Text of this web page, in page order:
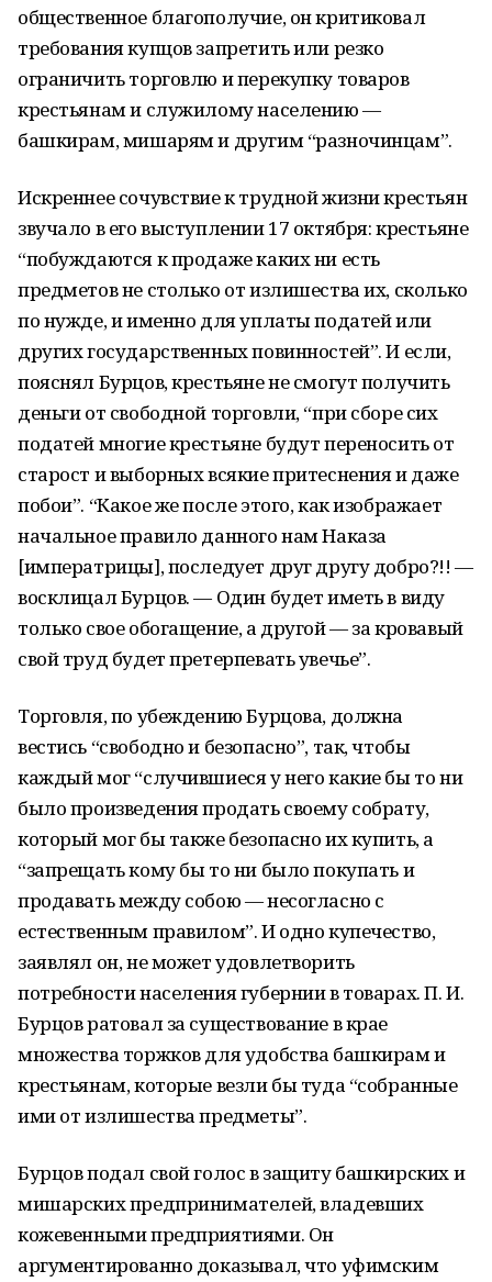
общественное благополучие, он критиковал
требования купцов запретить или резко
ограничить торговлю и перекупку товаров
крестьянам и служилому населению —
башкирам, мишарям и другим “разночинцам”.
Искреннее сочувствие к трудной жизни крестьян
звучало в его выступлении 17 ок­тября: крестьяне
“побуждаются к продаже каких ни есть
предметов не столько от из­лишества их, сколько
по нужде, и именно для уплаты податей или
других государ­ственных повинностей”. И если,
пояснял Бурцов, крестьяне не смогут получить
деньги от свободной торговли, “при сборе сих
податей многие крестьяне будут переносить от
старост и выборных всякие притеснения и даже
побои”. “Какое же после этого, как изображает
начальное правило данного нам Наказа
[императрицы], последует друг другу добро?!! —
восклицал Бурцов. — Один будет иметь в виду
только свое обогаще­ние, а другой — за кровавый
свой труд будет претерпевать увечье”.
Торговля, по убеждению Бурцова, должна
вестись “свободно и безопасно”, так, чтобы
каждый мог “случившиеся у него какие бы то ни
было произведения продать своему собрату,
который мог бы также безопасно их купить, а
“запрещать кому бы то ни было покупать и
продавать между собою — несогласно с
естественным правилом”. И одно купечество,
заявлял он, не может удовлетворить
потребности населения губер­нии в товарах. П. И.
Бурцов ратовал за существование в крае
множества торжков для удобства башкирам и
крестьянам, которые везли бы туда “собранные
ими от изли­шества предметы”.
Бурцов подал свой голос в защиту башкирских и
мишарских предпринимателей, владевших
кожевенными предприятиями. Он
аргументированно доказывал, что уфимским